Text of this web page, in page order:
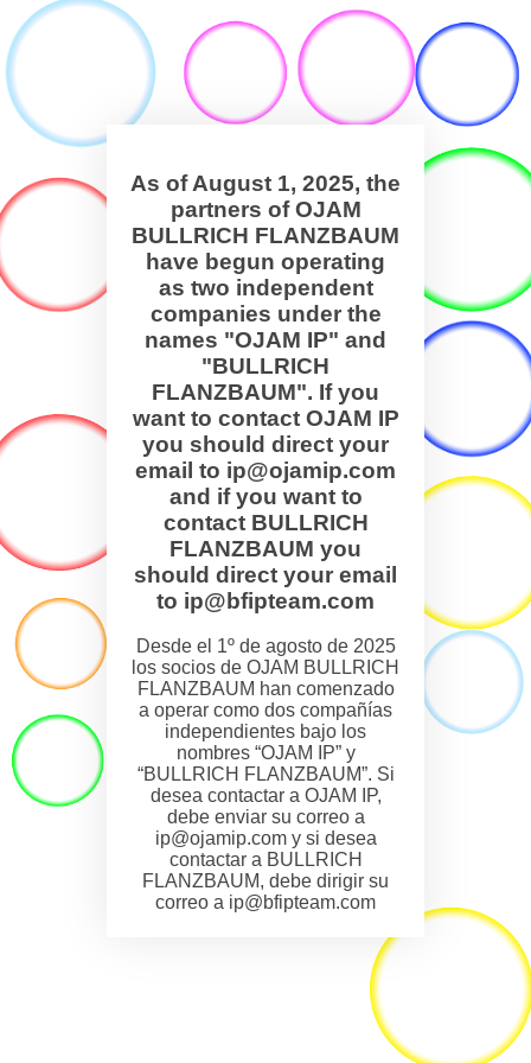
As of August 1, 2025, the
partners of OJAM
BULLRICH FLANZBAUM
have begun operating
as two independent
companies under the
names "OJAM IP" and
"BULLRICH
FLANZBAUM". If you
want to contact OJAM IP
you should direct your
email to ip@ojamip.com
and if you want to
contact BULLRICH
FLANZBAUM you
should direct your email
to ip@bfipteam.com
Desde el 1º de agosto de 2025
los socios de OJAM BULLRICH
FLANZBAUM han comenzado
a operar como dos compañías
independientes bajo los
nombres “OJAM IP” y
“BULLRICH FLANZBAUM”. Si
desea contactar a OJAM IP,
debe enviar su correo a
ip@ojamip.com y si desea
contactar a BULLRICH
FLANZBAUM, debe dirigir su
correo a ip@bfipteam.com